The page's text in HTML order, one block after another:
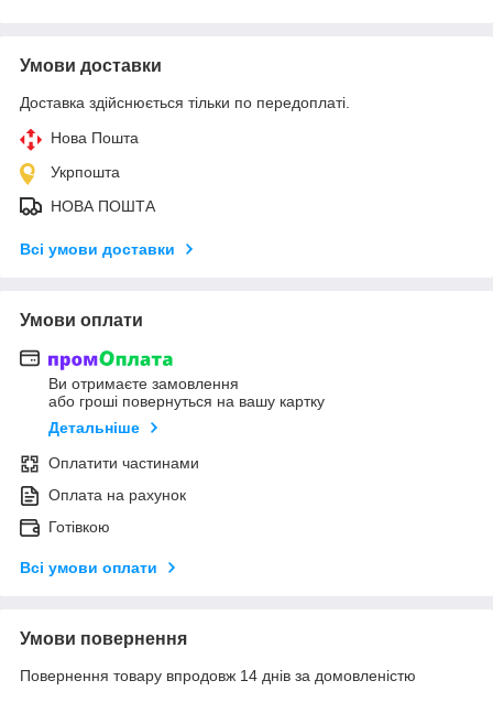
Умови доставки
Доставка здійснюється тільки по передоплаті.
Нова Пошта
Укрпошта
НОВА ПОШТА
Всі умови доставки
Умови оплати
Ви отримаєте замовлення
або гроші повернуться на вашу картку
Детальніше
Оплатити частинами
Оплата на рахунок
Готівкою
Всі умови оплати
Умови повернення
Повернення товару впродовж 14 днів за домовленістю